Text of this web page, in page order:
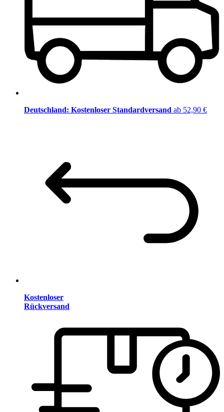
Deutschland: Kostenloser Standardversand ab 52,90 €
Kostenloser
Rückversand